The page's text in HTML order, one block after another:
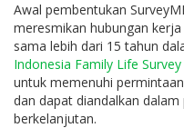
Awal pembentukan
meresmikan hubungan
sama lebih dari 15 tahun
Indonesia Family Life Survey
untuk memenuhi
dan dapat diandalkan
berkelanjutan.